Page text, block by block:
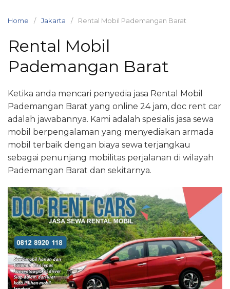
Home Jakarta Rental Mobil Pademangan Barat
Rental Mobil
Pademangan Barat
Ketika anda mencari penyedia jasa Rental Mobil
Pademangan Barat yang online 24 jam, doc rent car
adalah jawabannya. Kami adalah spesialis jasa sewa
mobil berpengalaman yang menyediakan armada
mobil terbaik dengan biaya sewa terjangkau
sebagai penunjang mobilitas perjalanan di wilayah
Pademangan Barat dan sekitarnya.